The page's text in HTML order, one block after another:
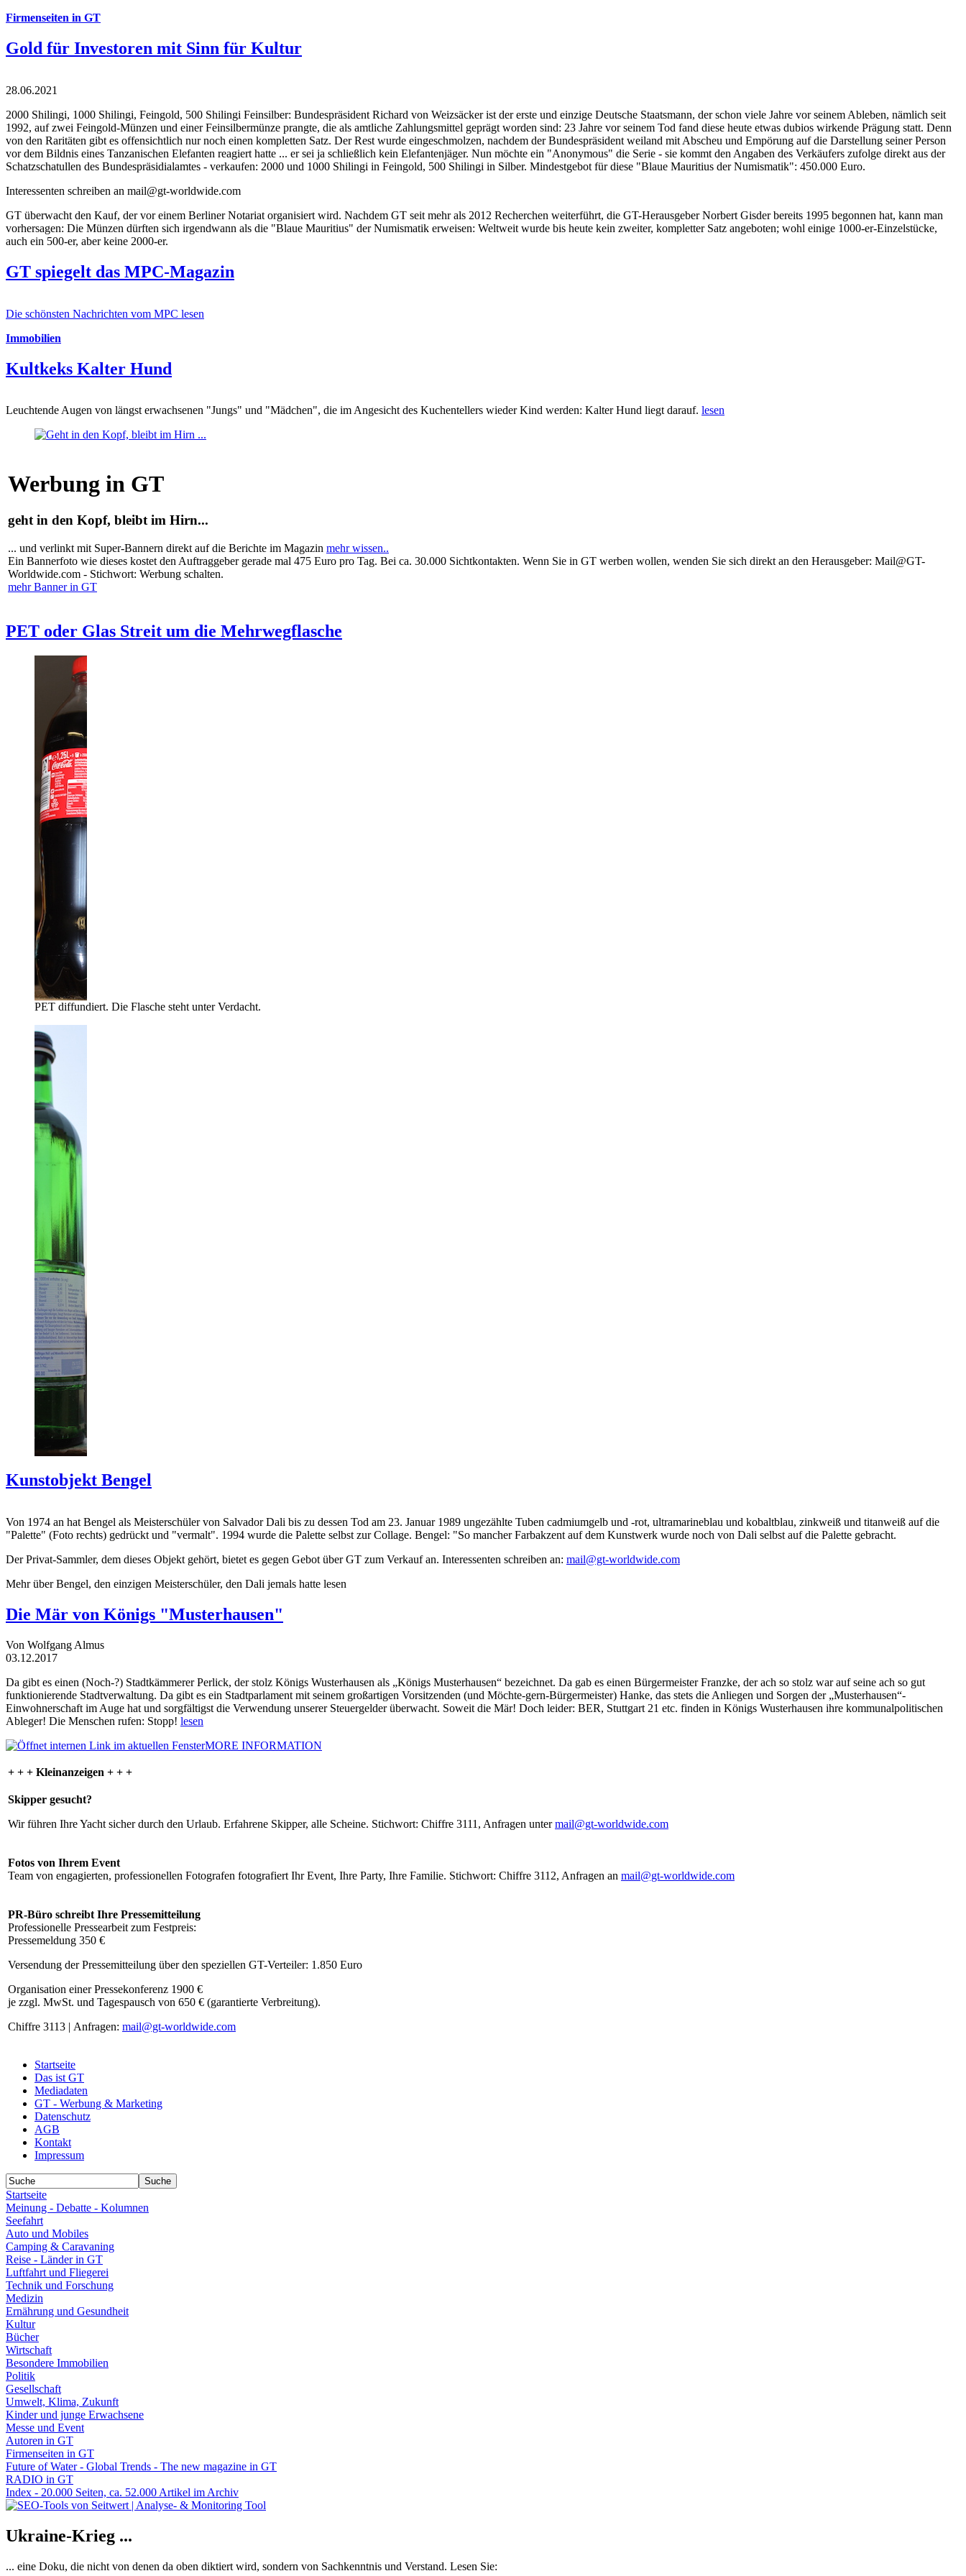
Firmenseiten in GT
Gold für Investoren mit Sinn für Kultur
28.06.2021
2000 Shilingi, 1000 Shilingi, Feingold, 500 Shilingi Feinsilber: Bundespräsident Richard von Weizsäcker ist der erste und einzige Deutsche Staatsmann, der schon viele Jahre vor seinem Ableben, nämlich seit
1992, auf zwei Feingold-Münzen und einer Feinsilbermünze prangte, die als amtliche Zahlungsmittel geprägt worden sind: 23 Jahre vor seinem Tod fand diese heute etwas dubios wirkende Prägung statt. Denn
von den Raritäten gibt es offensichtlich nur noch einen kompletten Satz. Der Rest wurde eingeschmolzen, nachdem der Bundespräsident weiland mit Abscheu und Empörung auf die Darstellung seiner Person
vor dem Bildnis eines Tanzanischen Elefanten reagiert hatte ... er sei ja schließlich kein Elefantenjäger. Nun möchte ein "Anonymous" die Serie - sie kommt den Angaben des Verkäufers zufolge direkt aus der
Schatzschatullen des Bundespräsidialamtes - verkaufen: 2000 und 1000 Shilingi in Feingold, 500 Shilingi in Silber. Mindestgebot für diese "Blaue Mauritius der Numismatik": 450.000 Euro.
Interessenten schreiben an mail@gt-worldwide.com
GT überwacht den Kauf, der vor einem Berliner Notariat organisiert wird. Nachdem GT seit mehr als 2012 Recherchen weiterführt, die GT-Herausgeber Norbert Gisder bereits 1995 begonnen hat, kann man
vorhersagen: Die Münzen dürften sich irgendwann als die "Blaue Mauritius" der Numismatik erweisen: Weltweit wurde bis heute kein zweiter, kompletter Satz angeboten; wohl einige 1000-er-Einzelstücke,
auch ein 500-er, aber keine 2000-er.
GT spiegelt das MPC-Magazin
Die schönsten Nachrichten vom MPC lesen
Immobilien
Kultkeks Kalter Hund
Leuchtende Augen von längst erwachsenen "Jungs" und "Mädchen", die im Angesicht des Kuchentellers wieder Kind werden: Kalter Hund liegt darauf. lesen
Werbung in GT
geht in den Kopf, bleibt im Hirn...
... und verlinkt mit Super-Bannern direkt auf die Berichte im Magazin mehr wissen..
Ein Bannerfoto wie dieses kostet den Auftraggeber gerade mal 475 Euro pro Tag. Bei ca. 30.000 Sichtkontakten. Wenn Sie in GT werben wollen, wenden Sie sich direkt an den Herausgeber: Mail@GT-
Worldwide.com - Stichwort: Werbung schalten.
mehr Banner in GT
PET oder Glas Streit um die Mehrwegflasche
PET diffundiert. Die Flasche steht unter Verdacht.
Kunstobjekt Bengel
Von 1974 an hat Bengel als Meisterschüler von Salvador Dali bis zu dessen Tod am 23. Januar 1989 ungezählte Tuben cadmiumgelb und -rot, ultramarineblau und kobaltblau, zinkweiß und titanweiß auf die
"Palette" (Foto rechts) gedrückt und "vermalt". 1994 wurde die Palette selbst zur Collage. Bengel: "So mancher Farbakzent auf dem Kunstwerk wurde noch von Dali selbst auf die Palette gebracht.
Der Privat-Sammler, dem dieses Objekt gehört, bietet es gegen Gebot über GT zum Verkauf an. Interessenten schreiben an: mail@gt-worldwide.com
Mehr über Bengel, den einzigen Meisterschüler, den Dali jemals hatte lesen
Die Mär von Königs "Musterhausen"
Von Wolfgang Almus
03.12.2017
Da gibt es einen (Noch-?) Stadtkämmerer Perlick, der stolz Königs Wusterhausen als „Königs Musterhausen“ bezeichnet. Da gab es einen Bürgermeister Franzke, der ach so stolz war auf seine ach so gut
funktionierende Stadtverwaltung. Da gibt es ein Stadtparlament mit seinem großartigen Vorsitzenden (und Möchte-gern-Bürgermeister) Hanke, das stets die Anliegen und Sorgen der „Musterhausen“-
Einwohnerschaft im Auge hat und sorgfältigst die Verwendung unserer Steuergelder überwacht. Soweit die Mär! Doch leider: BER, Stuttgart 21 etc. finden in Königs Wusterhausen ihre kommunalpolitischen
Ableger! Die Menschen rufen: Stopp! lesen
MORE INFORMATION
+ + + Kleinanzeigen + + +
Skipper gesucht?
Wir führen Ihre Yacht sicher durch den Urlaub. Erfahrene Skipper, alle Scheine. Stichwort: Chiffre 3111, Anfragen untermail@gt-worldwide.com
Fotos von Ihrem Event
Team von engagierten, professionellen Fotografen fotografiert Ihr Event, Ihre Party, Ihre Familie. Stichwort: Chiffre 3112, Anfragen an mail@gt-worldwide.com
PR-Büro schreibt Ihre Pressemitteilung
Professionelle Pressearbeit zum Festpreis:
Pressemeldung 350 €
Versendung der Pressemitteilung über den speziellen GT-Verteiler: 1.850 Euro
Organisation einer Pressekonferenz 1900 €
je zzgl. MwSt. und Tagespausch von 650 € (garantierte Verbreitung).
Chiffre 3113 | Anfragen: mail@gt-worldwide.com
Startseite
Das ist GT
Mediadaten
GT - Werbung & Marketing
Datenschutz
AGB
Kontakt
Impressum
Startseite
Meinung - Debatte - Kolumnen
Seefahrt
Auto und Mobiles
Camping & Caravaning
Reise - Länder in GT
Luftfahrt und Fliegerei
Technik und Forschung
Medizin
Ernährung und Gesundheit
Kultur
Bücher
Wirtschaft
Besondere Immobilien
Politik
Gesellschaft
Umwelt, Klima, Zukunft
Kinder und junge Erwachsene
Messe und Event
Autoren in GT
Firmenseiten in GT
Future of Water - Global Trends - The new magazine in GT
RADIO in GT
Index - 20.000 Seiten, ca. 52.000 Artikel im Archiv
Ukraine-Krieg ...
... eine Doku, die nicht von denen da oben diktiert wird, sondern von Sachkenntnis und Verstand. Lesen Sie: